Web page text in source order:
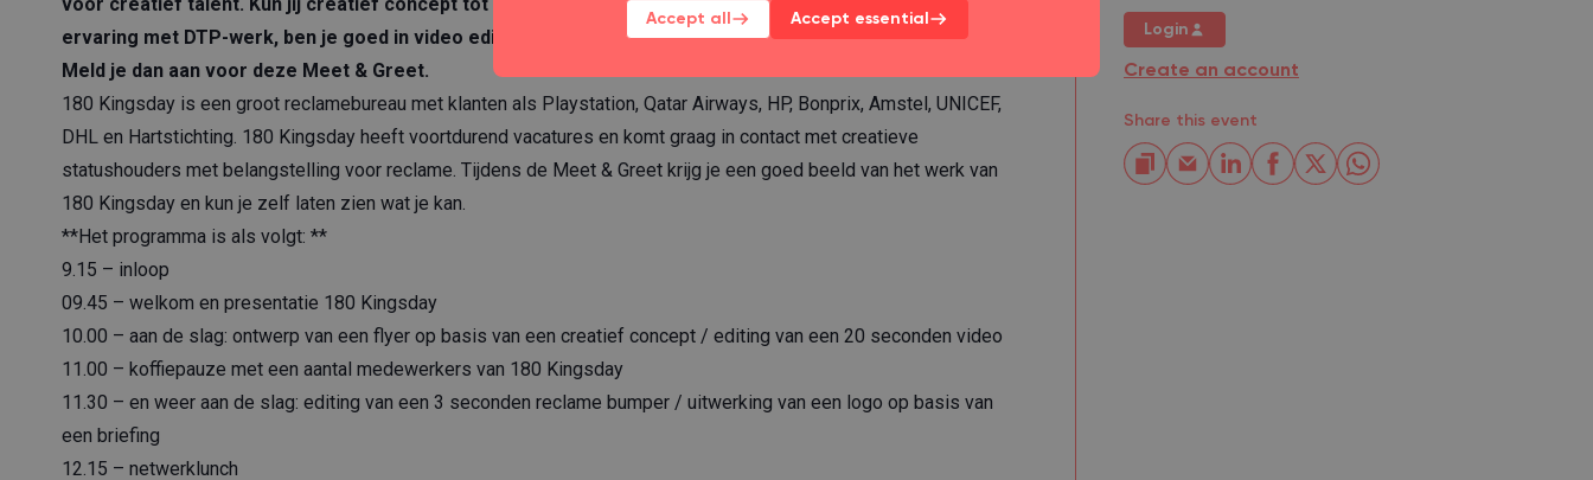
Accept all Accept essential
ervaring met DTP-werk, ben je goed in video editing, photoshop, soundtechniek of after effect editing?
Meld je dan aan voor deze Meet & Greet.
180 Kingsday is een groot reclamebureau met klanten als Playstation, Qatar Airways, HP, Bonprix, Amstel, UNICEF,
DHL en Hartstichting. 180 Kingsday heeft voortdurend vacatures en komt graag in contact met creatieve
statushouders met belangstelling voor reclame. Tijdens de Meet & Greet krijg je een goed beeld van het werk van
180 Kingsday en kun je zelf laten zien wat je kan.
**Het programma is als volgt: **
9.15 – inloop
09.45 – welkom en presentatie 180 Kingsday
10.00 – aan de slag: ontwerp van een flyer op basis van een creatief concept / editing van een 20 seconden video
11.00 – koffiepauze met een aantal medewerkers van 180 Kingsday
11.30 – en weer aan de slag: editing van een 3 seconden reclame bumper / uitwerking van een logo op basis van
een briefing
12.15 – netwerklunch
Login
Create an account
Share this event